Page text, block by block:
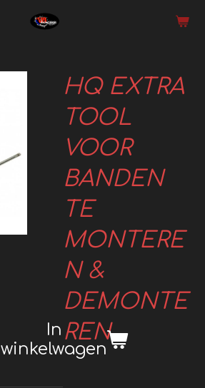
HQ EXTRA
TOOL
VOOR
BANDEN
TE
MONTERE
N &
DEMONTE
REN
In
winkelwagen